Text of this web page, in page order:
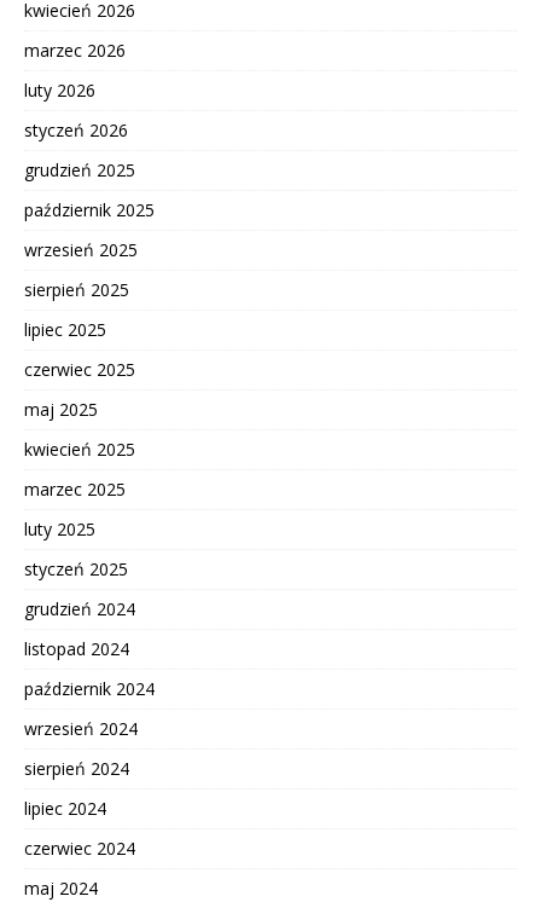
kwiecień 2026
marzec 2026
luty 2026
styczeń 2026
grudzień 2025
październik 2025
wrzesień 2025
sierpień 2025
lipiec 2025
czerwiec 2025
maj 2025
kwiecień 2025
marzec 2025
luty 2025
styczeń 2025
grudzień 2024
listopad 2024
październik 2024
wrzesień 2024
sierpień 2024
lipiec 2024
czerwiec 2024
maj 2024